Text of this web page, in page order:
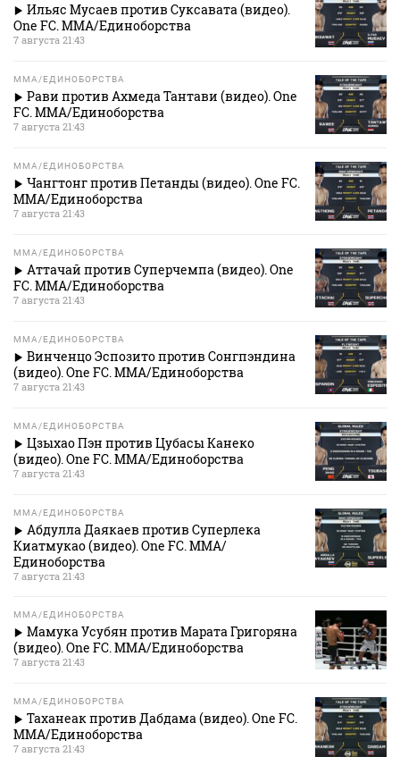
Ильяс Мусаев против Суксавата (видео).
One FC. MMA/Единоборства
7 августа 21:43
MMA/ЕДИНОБОРСТВА
Рави против Ахмеда Тантави (видео). One
FC. MMA/Единоборства
7 августа 21:43
MMA/ЕДИНОБОРСТВА
Чангтонг против Петанды (видео). One FC.
MMA/Единоборства
7 августа 21:43
MMA/ЕДИНОБОРСТВА
Аттачай против Суперчемпа (видео). One
FC. MMA/Единоборства
7 августа 21:43
MMA/ЕДИНОБОРСТВА
Винченцо Эспозито против Сонгпэндина
(видео). One FC. MMA/Единоборства
7 августа 21:43
MMA/ЕДИНОБОРСТВА
Цзыхао Пэн против Цубасы Канеко
(видео). One FC. MMA/Единоборства
7 августа 21:43
MMA/ЕДИНОБОРСТВА
Абдулла Даякаев против Суперлека
Киатмукао (видео). One FC. MMA/
Единоборства
7 августа 21:43
MMA/ЕДИНОБОРСТВА
Мамука Усубян против Марата Григоряна
(видео). One FC. MMA/Единоборства
7 августа 21:43
MMA/ЕДИНОБОРСТВА
Таханеак против Дабдама (видео). One FC.
MMA/Единоборства
7 августа 21:43